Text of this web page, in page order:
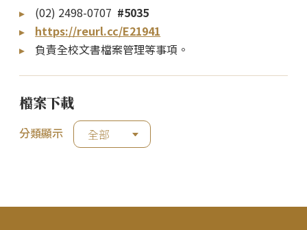
(02) 2498-0707 #5035
https://reurl.cc/E21941
負責全校文書檔案管理等事項。
檔案下載
分類顯示 全部